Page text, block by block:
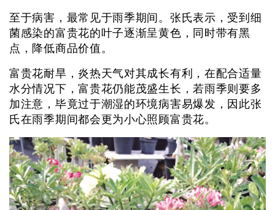
至于病害，最常见于雨季期间。张氏表示，受到细
菌感染的富贵花的叶子逐渐呈黄色，同时带有黑
点，降低商品价值。
富贵花耐旱，炎热天气对其成长有利，在配合适量
水分情况下，富贵花仍能茂盛生长，若雨季则要多
加注意，毕竟过于潮湿的环境病害易爆发，因此张
氏在雨季期间都会更为小心照顾富贵花。